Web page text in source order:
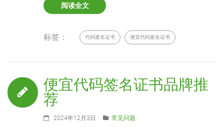
阅读全文
标签： 代码签名证书 便宜代码签名证书
便宜代码签名证书品牌推
荐
2024年12月3日 常见问题